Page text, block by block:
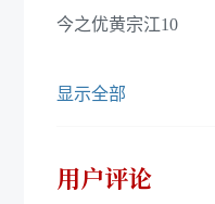
今之优黄宗江10
显示全部
用户评论